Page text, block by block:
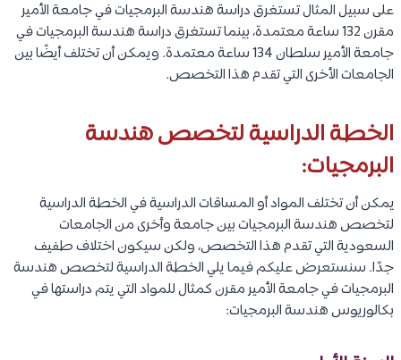
على سبيل المثال تستغرق دراسة هندسة البرمجيات في جامعة الأمير
مقرن 132 ساعة معتمدة، بينما تستغرق دراسة هندسة البرمجيات في
جامعة الأمير سلطان 134 ساعة معتمدة. ويمكن أن تختلف أيضًا بين
الجامعات الأخرى التي تقدم هذا التخصص.
الخطة الدراسية لتخصص هندسة
البرمجيات:
يمكن أن تختلف المواد أو المساقات الدراسية في الخطة الدراسية
لتخصص هندسة البرمجيات بين جامعة وأخرى من الجامعات
السعودية التي تقدم هذا التخصص، ولكن سيكون اختلاف طفيف
جدًا. سنستعرض عليكم فيما يلي الخطة الدراسية لتخصص هندسة
البرمجيات في جامعة الأمير مقرن كمثال للمواد التي يتم دراستها في
بكالوريوس هندسة البرمجيات: